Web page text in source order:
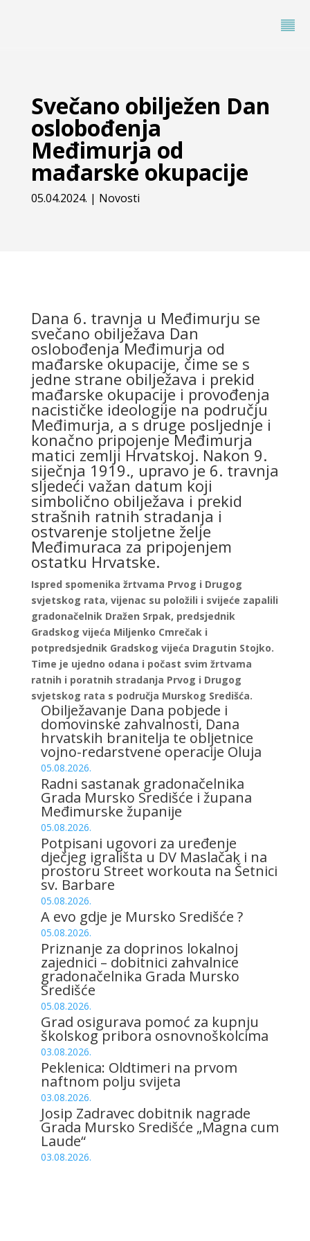
Svečano obilježen Dan
oslobođenja
Međimurja od
mađarske okupacije
05.04.2024. | Novosti
Dana 6. travnja u Međimurju se
svečano obilježava Dan
oslobođenja Međimurja od
mađarske okupacije, čime se s
jedne strane obilježava i prekid
mađarske okupacije i provođenja
nacističke ideologije na području
Međimurja, a s druge posljednje i
konačno pripojenje Međimurja
matici zemlji Hrvatskoj. Nakon 9.
siječnja 1919., upravo je 6. travnja
sljedeći važan datum koji
simbolično obilježava i prekid
strašnih ratnih stradanja i
ostvarenje stoljetne želje
Međimuraca za pripojenjem
ostatku Hrvatske.
Ispred spomenika žrtvama Prvog i Drugog
svjetskog rata, vijenac su položili i svijeće zapalili
gradonačelnik Dražen Srpak, predsjednik
Gradskog vijeća Miljenko Cmrečak i
potpredsjednik Gradskog vijeća Dragutin Stojko.
Time je ujedno odana i počast svim žrtvama
ratnih i poratnih stradanja Prvog i Drugog
svjetskog rata s područja Murskog Središća.
Obilježavanje Dana pobjede i
domovinske zahvalnosti, Dana
hrvatskih branitelja te obljetnice
vojno-redarstvene operacije Oluja
05.08.2026.
Radni sastanak gradonačelnika
Grada Mursko Središće i župana
Međimurske županije
05.08.2026.
Potpisani ugovori za uređenje
dječjeg igrališta u DV Maslačak i na
prostoru Street workouta na Šetnici
sv. Barbare
05.08.2026.
A evo gdje je Mursko Središće ?
05.08.2026.
Priznanje za doprinos lokalnoj
zajednici – dobitnici zahvalnice
gradonačelnika Grada Mursko
Središće
05.08.2026.
Grad osigurava pomoć za kupnju
školskog pribora osnovnoškolcima
03.08.2026.
Peklenica: Oldtimeri na prvom
naftnom polju svijeta
03.08.2026.
Josip Zadravec dobitnik nagrade
Grada Mursko Središće „Magna cum
Laude“
03.08.2026.